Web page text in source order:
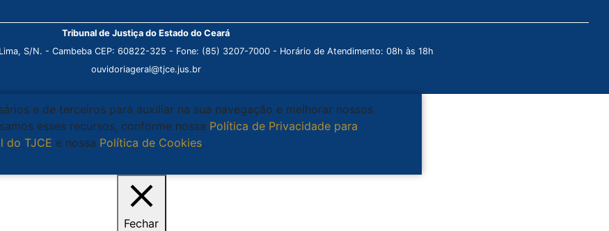
Tribunal de Justiça do Estado do Ceará
S/N. - Cambeba CEP: 60822-325 - Fone: (85) 3207-7000 - Horário de Atendimento: 08h às 18h
ouvidoriageral@tjce.jus.br
e de terceiros para auxiliar na sua navegação e melhorar nossos
esses recursos, conforme nossa Política de Privacidade para
do TJCE e nossa Política de Cookies.
Fechar